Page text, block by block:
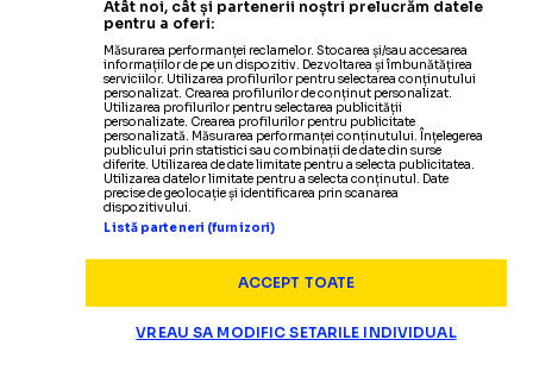
Atât noi, cât și partenerii noștri prelucrăm datele
pentru a oferi:
Măsurarea performanței reclamelor. Stocarea și/sau accesarea
informațiilor de pe un dispozitiv. Dezvoltarea și îmbunătățirea
serviciilor. Utilizarea profilurilor pentru selectarea conținutului
personalizat. Crearea profilurilor de conținut personalizat.
Utilizarea profilurilor pentru selectarea publicității
personalizate. Crearea profilurilor pentru publicitate
personalizată. Măsurarea performanței conținutului. Înțelegerea
publicului prin statistici sau combinații de date din surse
diferite. Utilizarea de date limitate pentru a selecta publicitatea.
Utilizarea datelor limitate pentru a selecta conținutul. Date
precise de geolocație și identificarea prin scanarea
dispozitivului.
Listă parteneri (furnizori)
ACCEPT TOATE
VREAU SA MODIFIC SETARILE INDIVIDUAL